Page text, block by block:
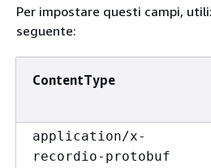
Per impostare questi campi,
seguente:
ContentType
application/x-
recordio-protobuf